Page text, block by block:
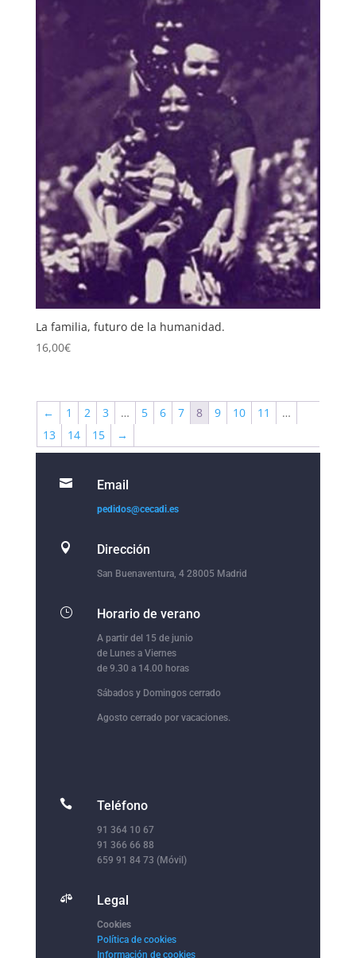
La familia, futuro de la humanidad.
16,00€
← 1 2 3 … 5 6 7 8 9 10 11
…
13
14 15 →
 Email
pedidos@cecadi.es
 Dirección
San Buenaventura, 4 28005 Madrid
} Horario de verano
A partir del 15 de junio
de Lunes a Viernes
de 9.30 a 14.00 horas
Sábados y Domingos cerrado
Agosto cerrado por vacaciones.
 Teléfono
91 364 10 67
91 366 66 88
659 91 84 73 (Móvil)
 Legal
Cookies
Política de cookies
Información de cookies